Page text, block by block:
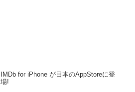
IMDb for iPhone が日本のAppStoreに登
場!